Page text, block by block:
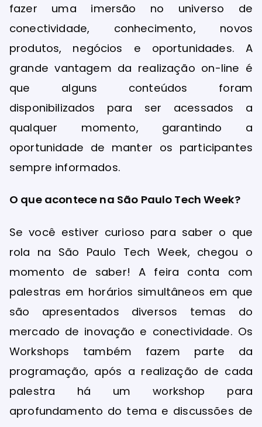
fazer uma imersão no universo de
conectividade, conhecimento, novos
produtos, negócios e oportunidades. A
grande vantagem da realização on-line é
que alguns conteúdos foram
disponibilizados para ser acessados a
qualquer momento, garantindo a
oportunidade de manter os participantes
sempre informados.
O que acontece na São Paulo Tech Week?
Se você estiver curioso para saber o que
rola na São Paulo Tech Week, chegou o
momento de saber! A feira conta com
palestras em horários simultâneos em que
são apresentados diversos temas do
mercado de inovação e conectividade. Os
Workshops também fazem parte da
programação, após a realização de cada
palestra há um workshop para
aprofundamento do tema e discussões de